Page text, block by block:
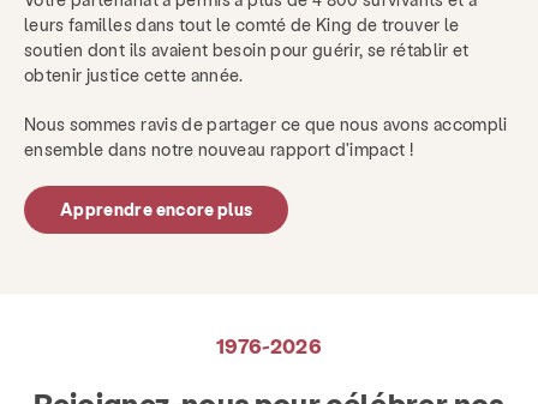
leurs familles dans tout le comté de King de trouver le
soutien dont ils avaient besoin pour guérir, se rétablir et
obtenir justice cette année.
Nous sommes ravis de partager ce que nous avons accompli
ensemble dans notre nouveau rapport d'impact !
Apprendre encore plus
1976-2026